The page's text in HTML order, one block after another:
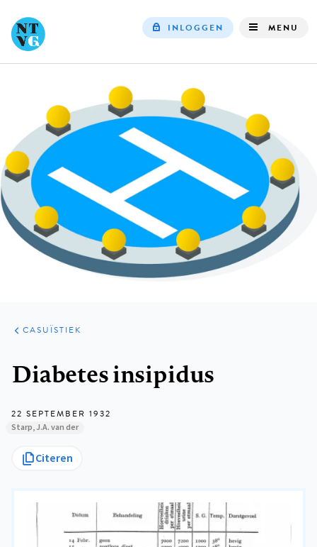
INLOGGEN MENU
ARTIKELEN
PRAKTIJK
CASUÏSTIEK
Diabetes insipidus
22 SEPTEMBER 1932
Starp, J.A. van der
Citeren